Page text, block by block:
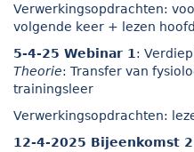
Verwerkingsopdrachten:
volgende keer + lezen
5-4-25 Webinar 1 :
Theorie: Transfer van
trainingsleer
Verwerkingsopdrachten:
12-4-2025 Bijeenkomst 2